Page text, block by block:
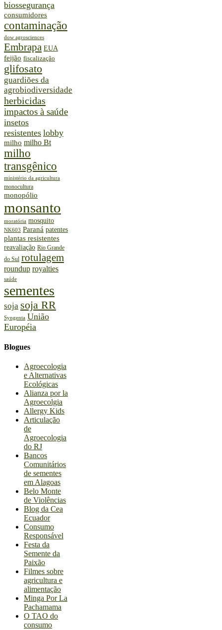
biossegurança
consumidores
contaminação
dow agrosciences
Embrapa EUA
feijão fiscalização
glifosato
guardiões da
agrobiodiversidade
herbicidas
impactos à saúde
insetos
resistentes lobby
milho milho Bt
milho
transgênico
ministério da agricultura
monocultura
monopólio
monsanto
moratória mosquito
NK603 Paraná patentes
plantas resistentes
reavaliação Rio Grande
do Sul rotulagem
roundup royalties
saúde
sementes
soja soja RR
Syngenta União
Européia
Blogues
Agroecologia
e Alternativas
Ecológicas
Alianza por la
Agroecolgia
Allergy Kids
Articulação
de
Agroecologia
do RJ
Bancos
Comunitários
de sementes
em Alagoas
Belo Monte
de Violências
Blog da Cea
Ecuador
Consumo
Responsável
Festa da
Semente da
Paixão
Filmes sobre
agricultura e
alimentação
Minga Por La
Pachamama
O TAO do
consumo